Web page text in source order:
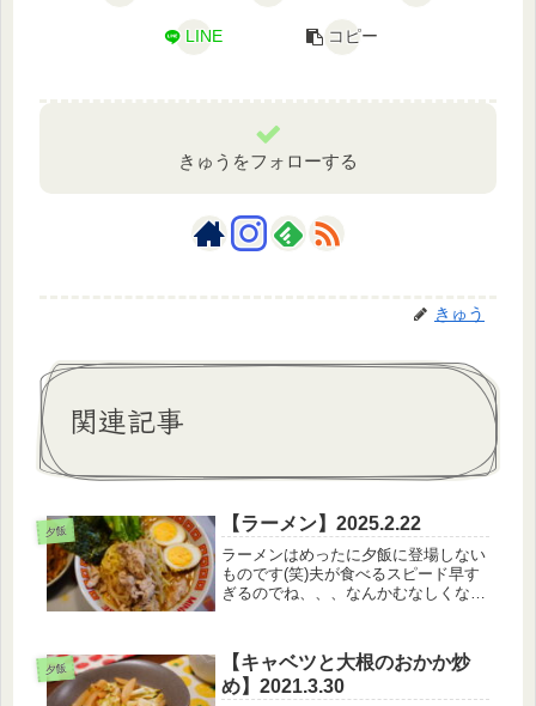
LINE コピー
きゅうをフォローする
きゅう
関連記事
夕飯 【ラーメン】2025.2.22
ラーメンはめったに夕飯に登場しない
ものです(笑)夫が食べるスピード早す
ぎるのでね、、、なんかむなしくなっ
ヂミエノキをカラッとあげたいのに、
やっぱり今回もうまく行きませんで
し...
夕飯
【キャベツと大根のおかか炒
め】2021.3.30